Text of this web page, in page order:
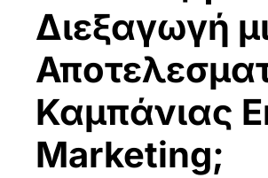
Διεξαγωγή
Καμπάνιας
Marketing;